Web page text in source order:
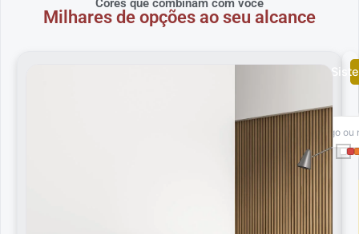
Cores que combinam com você
Milhares de opções ao seu alcance
Cores